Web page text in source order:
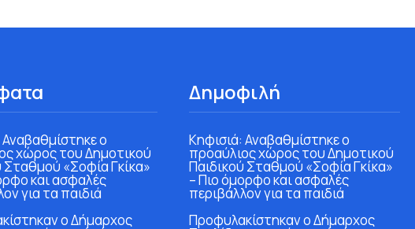
ο
χώρος του Δημοτικού
Σταθμού «Σοφία Γκίκα»
και ασφαλές
για τα παιδιά
ο Δήμαρχος
Δημοφιλή
Κηφισιά: Αναβαθμίστηκε ο
προαύλιος χώρος του Δημοτικού
Παιδικού Σταθμού «Σοφία Γκίκα»
– Πιο όμορφο και ασφαλές
περιβάλλον για τα παιδιά
Προφυλακίστηκαν ο Δήμαρχος